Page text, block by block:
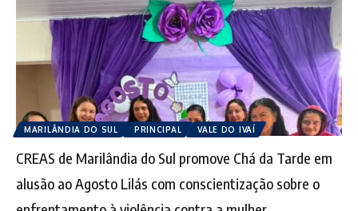
MARILÂNDIA DO SUL PRINCIPAL VALE DO IVAÍ
CREAS de Marilândia do Sul promove Chá da Tarde em
alusão ao Agosto Lilás com conscientização sobre o